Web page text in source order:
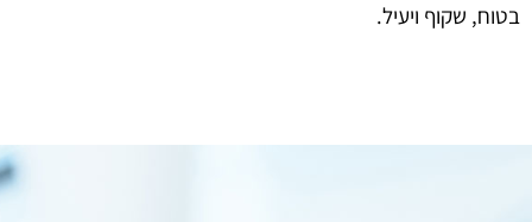
בטוח, שקוף ויעיל.